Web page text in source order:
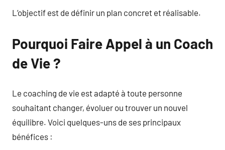
L’objectif est de définir un plan concret et réalisable.
Pourquoi Faire Appel à un Coach
de Vie ?
Le coaching de vie est adapté à toute personne
souhaitant changer, évoluer ou trouver un nouvel
équilibre. Voici quelques-uns de ses principaux
bénéfices :